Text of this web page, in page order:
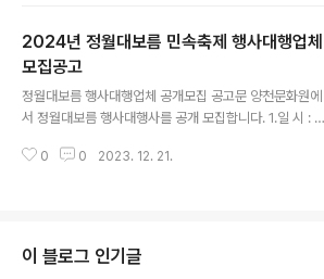
2024년 정월대보름 민속축제 행사대행업체
모집공고
정월대보름 행사대행업체 공개모집 공고문 양천문화원에
서 정월대보름 행사대행사를 공개 모집합니다. 1.일 시 : 2
(신정교 아래) 3. 공고(접수)기간 : 2023. 12. 21.(목)~ 2
자 ○ 우리원이 제시하는 대보름행사 내용을 수락하는 사
업자 ○ 다년간 지역문화행사관련업에 종사하여 문화 관련
0 0 2023. 12. 21.
이 블로그 인기글